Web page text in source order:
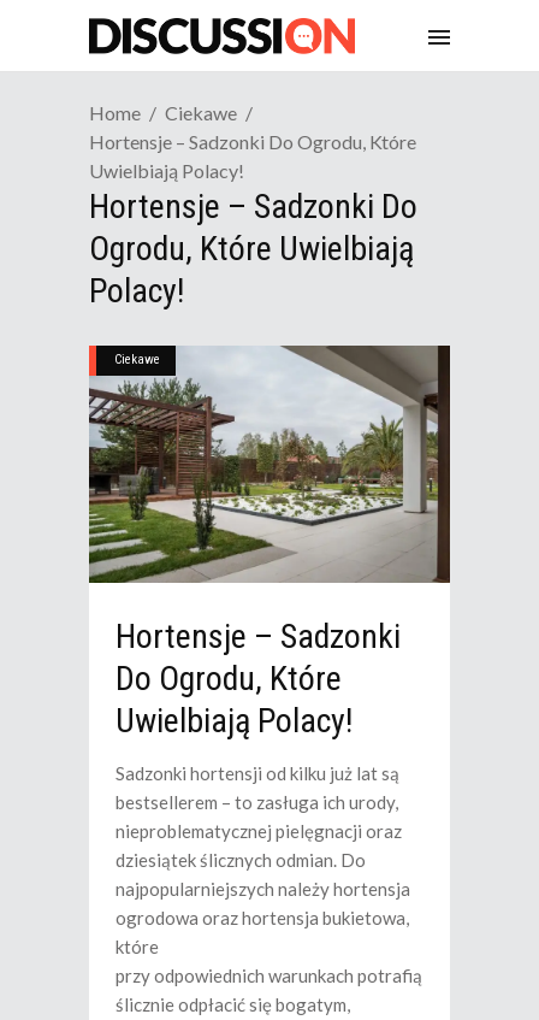
Home
Ciekawe
Hortensje – Sadzonki Do Ogrodu, Które
Uwielbiają Polacy!
Hortensje – Sadzonki Do
Ogrodu, Które Uwielbiają
Polacy!
Ciekawe
Hortensje – Sadzonki
Do Ogrodu, Które
Uwielbiają Polacy!
Sadzonki hortensji od kilku już lat są
bestsellerem – to zasługa ich urody,
nieproblematycznej pielęgnacji oraz
dziesiątek ślicznych odmian. Do
najpopularniejszych należy hortensja
ogrodowa oraz hortensja bukietowa,
które
przy odpowiednich warunkach potrafią
ślicznie odpłacić się bogatym,